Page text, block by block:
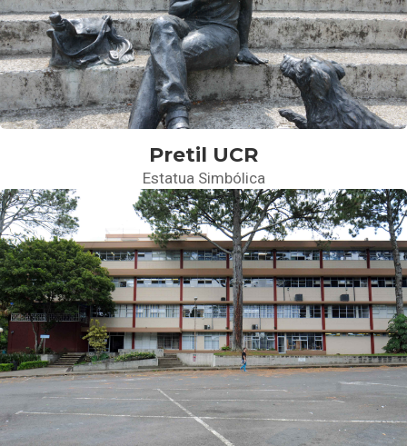
Pretil UCR
Estatua Simbólica